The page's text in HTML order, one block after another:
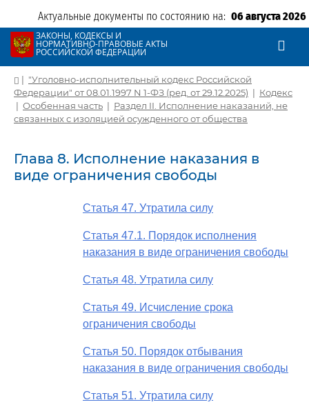
Актуальные документы по состоянию на: 06 августа 2026
ЗАКОНЫ, КОДЕКСЫ И
НОРМАТИВНО-ПРАВОВЫЕ АКТЫ
РОССИЙСКОЙ ФЕДЕРАЦИИ
| "Уголовно-исполнительный кодекс Российской
Федерации" от 08.01.1997 N 1-ФЗ (ред. от 29.12.2025) | Кодекс
| Особенная часть | Раздел II. Исполнение наказаний, не
связанных с изоляцией осужденного от общества
Глава 8. Исполнение наказания в
виде ограничения свободы
Статья 47. Утратила силу
Статья 47.1. Порядок исполнения
наказания в виде ограничения свободы
Статья 48. Утратила силу
Статья 49. Исчисление срока
ограничения свободы
Статья 50. Порядок отбывания
наказания в виде ограничения свободы
Статья 51. Утратила силу